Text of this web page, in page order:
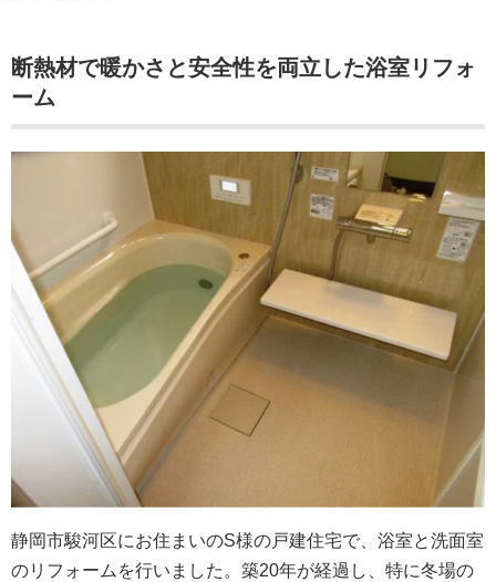
断熱材で暖かさと安全性を両立した浴室リフォ
ーム
静岡市駿河区にお住まいのS様の戸建住宅で、浴室と洗面室
のリフォームを行いました。築20年が経過し、特に冬場の